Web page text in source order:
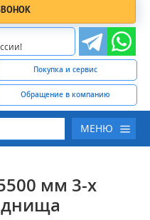
Покупка и сервис
Обращение в компанию
МЕНЮ
мм 3-х
днища